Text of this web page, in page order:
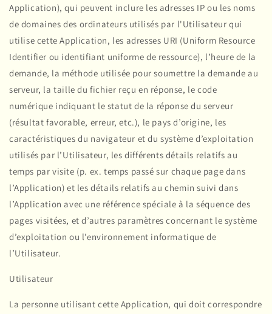
Application), qui peuvent inclure les adresses IP ou les noms
de domaines des ordinateurs utilisés par l'Utilisateur qui
utilise cette Application, les adresses URI (Uniform Resource
Identifier ou identifiant uniforme de ressource), l’heure de la
demande, la méthode utilisée pour soumettre la demande au
serveur, la taille du fichier reçu en réponse, le code
numérique indiquant le statut de la réponse du serveur
(résultat favorable, erreur, etc.), le pays d’origine, les
caractéristiques du navigateur et du système d’exploitation
utilisés par l’Utilisateur, les différents détails relatifs au
temps par visite (p. ex. temps passé sur chaque page dans
l’Application) et les détails relatifs au chemin suivi dans
l’Application avec une référence spéciale à la séquence des
pages visitées, et d’autres paramètres concernant le système
d’exploitation ou l’environnement informatique de
l’Utilisateur.
Utilisateur
La personne utilisant cette Application, qui doit correspondre